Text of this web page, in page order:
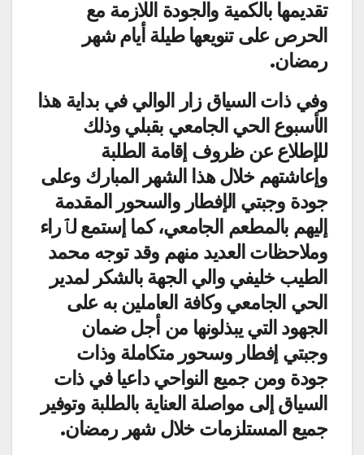
تقديمها بالكمية والجودة اللازمة مع
الحرص على تنويعها طيلة أيام شهر
رمضان.
وفي ذات السياق زار الوالي في بداية هذا
الأسبوع الحي الجامعي بقبلي وذلك
للإطلاع عن ظروف إقامة الطلبة
وإعاشتهم خلال هذا الشهر المبارك وعلى
جودة وجبتي الإفطار والسحور المقدمة
إليهم بالمطعم الجامعي، كما إستمع لٱراء
وملاحظات العديد منهم وقد توجه محمد
الطيب خليفي والي الجهة بالشكر لمدير
الحي الجامعي وكافة العاملين به على
الجهود التي يبذلونها من أجل ضمان
وجبتي إفطار وسحور متكاملة وذات
جودة ومن جميع النواحي داعيا في ذات
السياق إلى مواصلة العناية بالطلبة وتوفير
جميع المستلزمات خلال شهر رمضان.